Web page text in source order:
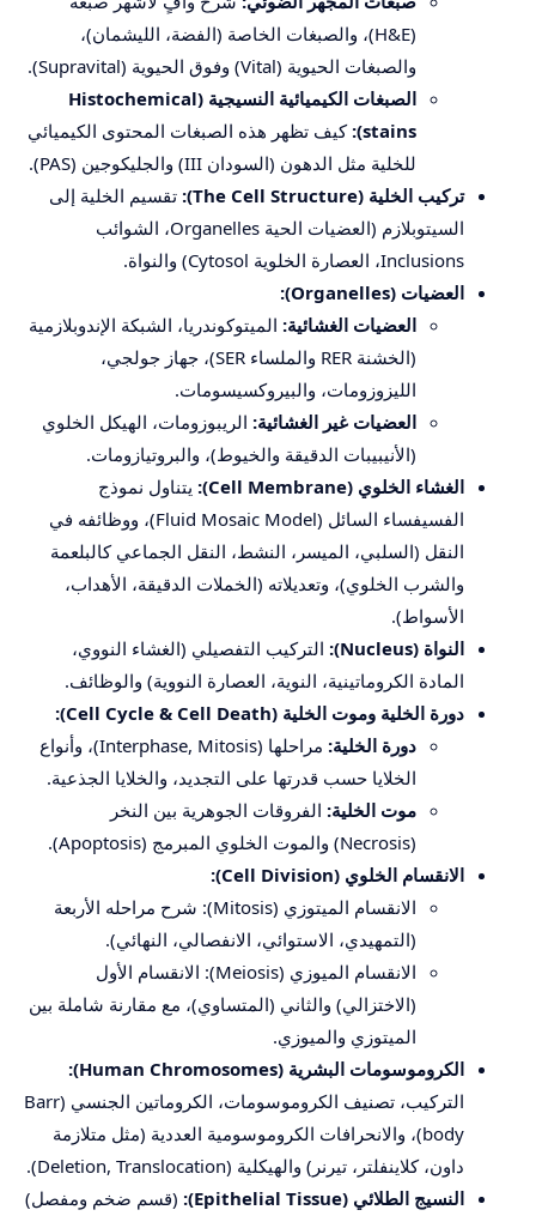
(H&E)، والصبغات الخاصة (الفضة، الليشمان)،
والصبغات الحيوية (Vital) وفوق الحيوية (Supravital).
الصبغات الكيميائية النسيجية (Histochemical
stains): كيف تظهر هذه الصبغات المحتوى الكيميائي
للخلية مثل الدهون (السودان III) والجليكوجين (PAS).
تركيب الخلية (The Cell Structure):
تقسيم الخلية إلى
السيتوبلازم (العضيات الحية Organelles، الشوائب
Inclusions، العصارة الخلوية Cytosol) والنواة.
العضيات (Organelles):
العضيات الغشائية: الميتوكوندريا، الشبكة الإندوبلازمية
(الخشنة RER والملساء SER)، جهاز جولجي،
الليزوزومات، والبيروكسيسومات.
العضيات غير الغشائية: الريبوزومات، الهيكل الخلوي
(الأنيبيبات الدقيقة والخيوط)، والبروتيازومات.
الغشاء الخلوي (Cell Membrane):
يتناول نموذج
الفسيفساء السائل (Fluid Mosaic Model)، ووظائفه في
النقل (السلبي، الميسر، النشط، النقل الجماعي كالبلعمة
والشرب الخلوي)، وتعديلاته (الخملات الدقيقة، الأهداب،
الأسواط).
النواة (Nucleus):
التركيب التفصيلي (الغشاء النووي،
المادة الكروماتينية، النوية، العصارة النووية) والوظائف.
دورة الخلية وموت الخلية (Cell Cycle & Cell Death):
دورة الخلية:
مراحلها (Interphase, Mitosis)، وأنواع
الخلايا حسب قدرتها على التجديد، والخلايا الجذعية.
موت الخلية: الفروقات الجوهرية بين النخر
(Necrosis) والموت الخلوي المبرمج (Apoptosis).
الانقسام الخلوي (Cell Division):
الانقسام الميتوزي (Mitosis): شرح مراحله الأربعة
(التمهيدي، الاستوائي، الانفصالي، النهائي).
الانقسام الميوزي (Meiosis): الانقسام الأول
(الاختزالي) والثاني (المتساوي)، مع مقارنة شاملة بين
الميتوزي والميوزي.
الكروموسومات البشرية (Human Chromosomes):
التركيب، تصنيف الكروموسومات، الكروماتين الجنسي (Barr
body)، والانحرافات الكروموسومية العددية (مثل متلازمة
داون، كلاينفلتر، تيرنر) والهيكلية (Deletion, Translocation).
النسيج الطلائي (Epithelial Tissue):
(قسم ضخم ومفصل)